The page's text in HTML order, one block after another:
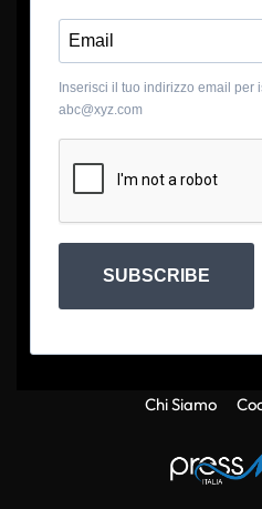
Inserisci il tuo indirizzo email per
abc@xyz.com
SUBSCRIBE
Chi Siamo